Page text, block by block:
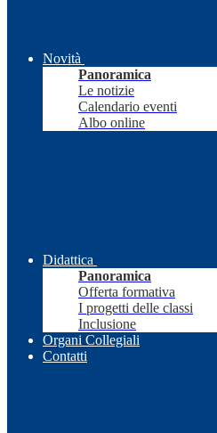
Novità
Panoramica
Le notizie
Calendario eventi
Albo online
Didattica
Panoramica
Offerta formativa
I progetti delle classi
Inclusione
Organi Collegiali
Contatti